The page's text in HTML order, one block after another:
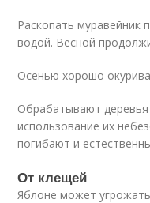
Раскопать муравейник
водой. Весной
Осенью хорошо
Обрабатывают
использование их
погибают и
От клещей
Яблоне может